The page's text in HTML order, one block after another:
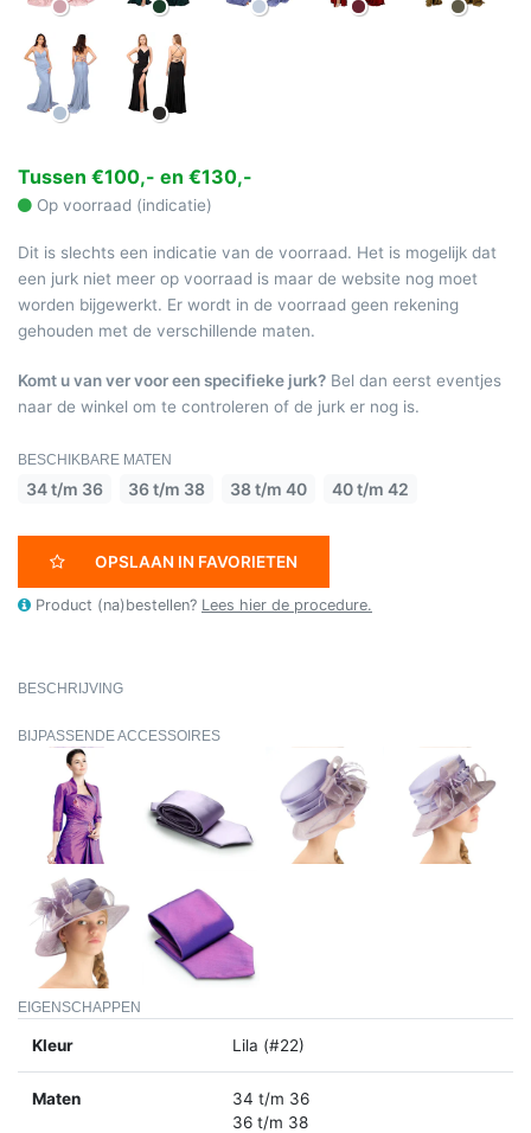
Tussen €100,- en €130,-
Op voorraad (indicatie)
Dit is slechts een indicatie van de voorraad. Het is mogelijk dat
een jurk niet meer op voorraad is maar de website nog moet
worden bijgewerkt. Er wordt in de voorraad geen rekening
gehouden met de verschillende maten.
Komt u van ver voor een specifieke jurk? Bel dan eerst eventjes
naar de winkel om te controleren of de jurk er nog is.
BESCHIKBARE MATEN
34 t/m 36 36 t/m 38 38 t/m 40 40 t/m 42
OPSLAAN IN FAVORIETEN
Product (na)bestellen? Lees hier de procedure.
BESCHRIJVING
BIJPASSENDE ACCESSOIRES
EIGENSCHAPPEN
Kleur Lila (#22)
Maten
34 t/m 36
36 t/m 38